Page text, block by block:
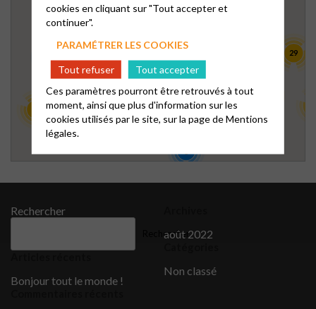
45
29
28
25
5
Rechercher
Rechercher
Bonjour tout le monde !
août 2022
Non classé
cookies en cliquant sur "Tout accepter et
continuer".
PARAMÉTRER LES COOKIES
Tout refuser
Tout accepter
Ces paramètres pourront être retrouvés à tout
moment, ainsi que plus d'information sur les
cookies utilisés par le site, sur la page deMentions
légales.